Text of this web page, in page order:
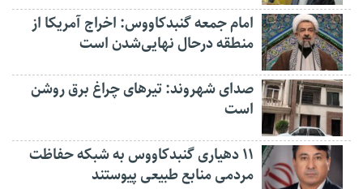
امام جمعه گنبدکاووس: اخراج آمریکا از
منطقه درحال نهایی‌شدن است
صدای شهروند: تیرهای چراغ برق روشن
است
۱۱ دهیاری گنبدکاووس به شبکه حفاظت
مردمی منابع طبیعی پیوستند